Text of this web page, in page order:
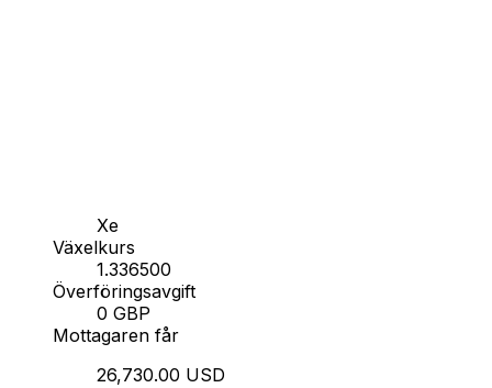
Xe
Växelkurs
1.336500
Överföringsavgift
0 GBP
Mottagaren får
26,730.00 USD